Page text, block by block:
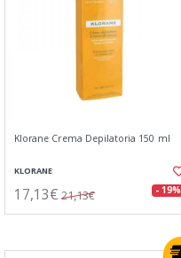
Klorane Crema Depilatoria 150 ml
KLORANE
17,13€ 21,13€ - 19%